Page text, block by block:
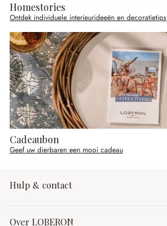
Homestories
Ontdek individuele interieurideeën en decoratietips
Cadeaubon
Geef uw dierbaren een mooi cadeau
Hulp & contact
Over LOBERON